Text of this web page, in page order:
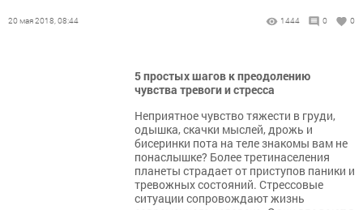
20 мая 2018, 08:44 1444 0 0
5 простых шагов к преодолению
чувства тревоги и стресса
Неприятное чувство тяжести в груди,
одышка, скачки мыслей, дрожь и
бисеринки пота на теле знакомы вам не
понаслышке? Более третинаселения
планеты страдает от приступов паники и
тревожных состояний. Стрессовые
ситуации сопровождают жизнь